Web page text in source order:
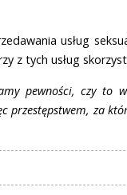
usług
z tych usług
pewności, czy to
przestępstwem, za